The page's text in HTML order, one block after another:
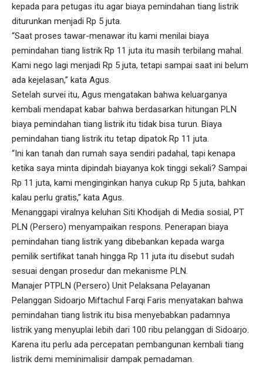
kepada para petugas itu agar biaya pemindahan tiang listrik
diturunkan menjadi Rp 5 juta.
“Saat proses tawar-menawar itu kami menilai biaya
pemindahan tiang listrik Rp 11 juta itu masih terbilang mahal.
Kami nego lagi menjadi Rp 5 juta, tetapi sampai saat ini belum
ada kejelasan,” kata Agus.
Setelah survei itu, Agus mengatakan bahwa keluarganya
kembali mendapat kabar bahwa berdasarkan hitungan PLN
biaya pemindahan tiang listrik itu tidak bisa turun. Biaya
pemindahan tiang listrik itu tetap dipatok Rp 11 juta.
“Ini kan tanah dan rumah saya sendiri padahal, tapi kenapa
ketika saya minta dipindah biayanya kok tinggi sekali? Sampai
Rp 11 juta, kami menginginkan hanya cukup Rp 5 juta, bahkan
kalau perlu gratis,” kata Agus.
Menanggapi viralnya keluhan Siti Khodijah di Media sosial, PT
PLN (Persero) menyampaikan respons. Penerapan biaya
pemindahan tiang listrik yang dibebankan kepada warga
pemilik sertifikat tanah hingga Rp 11 juta itu disebut sudah
sesuai dengan prosedur dan mekanisme PLN.
Manajer PTPLN (Persero) Unit Pelaksana Pelayanan
Pelanggan Sidoarjo Miftachul Farqi Faris menyatakan bahwa
pemindahan tiang listrik itu bisa menyebabkan padamnya
listrik yang menyuplai lebih dari 100 ribu pelanggan di Sidoarjo.
Karena itu perlu ada percepatan pembangunan kembali tiang
listrik demi meminimalisir dampak pemadaman.